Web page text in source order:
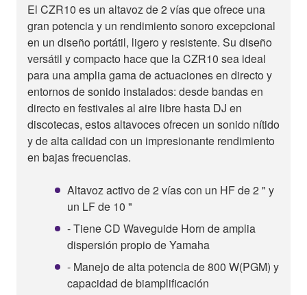
El CZR10 es un altavoz de 2 vías que ofrece una
gran potencia y un rendimiento sonoro excepcional
en un diseño portátil, ligero y resistente. Su diseño
versátil y compacto hace que la CZR10 sea ideal
para una amplia gama de actuaciones en directo y
entornos de sonido instalados: desde bandas en
directo en festivales al aire libre hasta DJ en
discotecas, estos altavoces ofrecen un sonido nítido
y de alta calidad con un impresionante rendimiento
en bajas frecuencias.
Altavoz activo de 2 vías con un HF de 2 " y
un LF de 10 "
- Tiene CD Waveguide Horn de amplia
dispersión propio de Yamaha
- Manejo de alta potencia de 800 W(PGM) y
capacidad de biamplificación